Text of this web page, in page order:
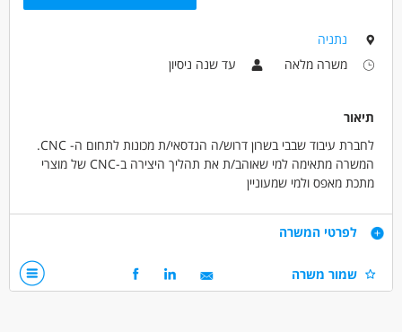
מאפייני משרה
לא נדרש ניסיון
עבודה מיידית משרה מלאה
נתניה
משרה מלאה
עד שנה ניסיון
תיאור
לחברת עיבוד שבבי בשרון דרוש/ה הנדסאי/ת מכונות לתחום ה- CNC.
המשרה מתאימה למי שאוהב/ת את תהליך היצירה ב-CNC של מוצרי
מתכת מאפס ולמי שמעוניין
התפקיד כולל:
קריאת שירטוטים מכניים
כיוון מכונות CNC ויצירת חלקי מתכת ופלסטיק.
דרישות
- יחסי אנוש ותודעת שירות גבוהה
לפרטי המשרה
שמור משרה